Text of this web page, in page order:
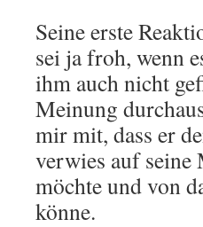
Seine erste
sei ja froh, wenn
ihm auch nicht
Meinung
mir mit, dass er
verwies auf seine
möchte und von
könne.